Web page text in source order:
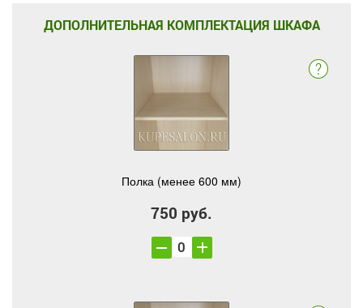
ДОПОЛНИТЕЛЬНАЯ КОМПЛЕКТАЦИЯ ШКАФА
Полка (менее 600 мм)
750 руб.